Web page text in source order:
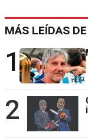
MÁS LEÍDAS
1
2